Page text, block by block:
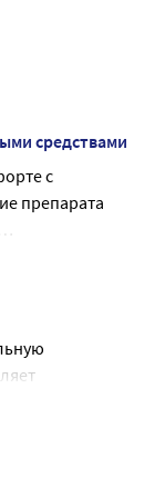
средствами
с
препарата
3 - 4
и верхних
живых